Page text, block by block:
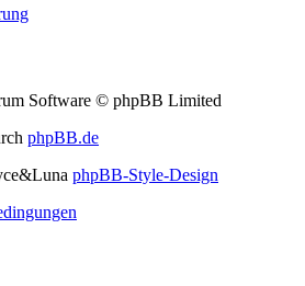
Software © phpBB Limited
phpBB.de
phpBB-Style-Design